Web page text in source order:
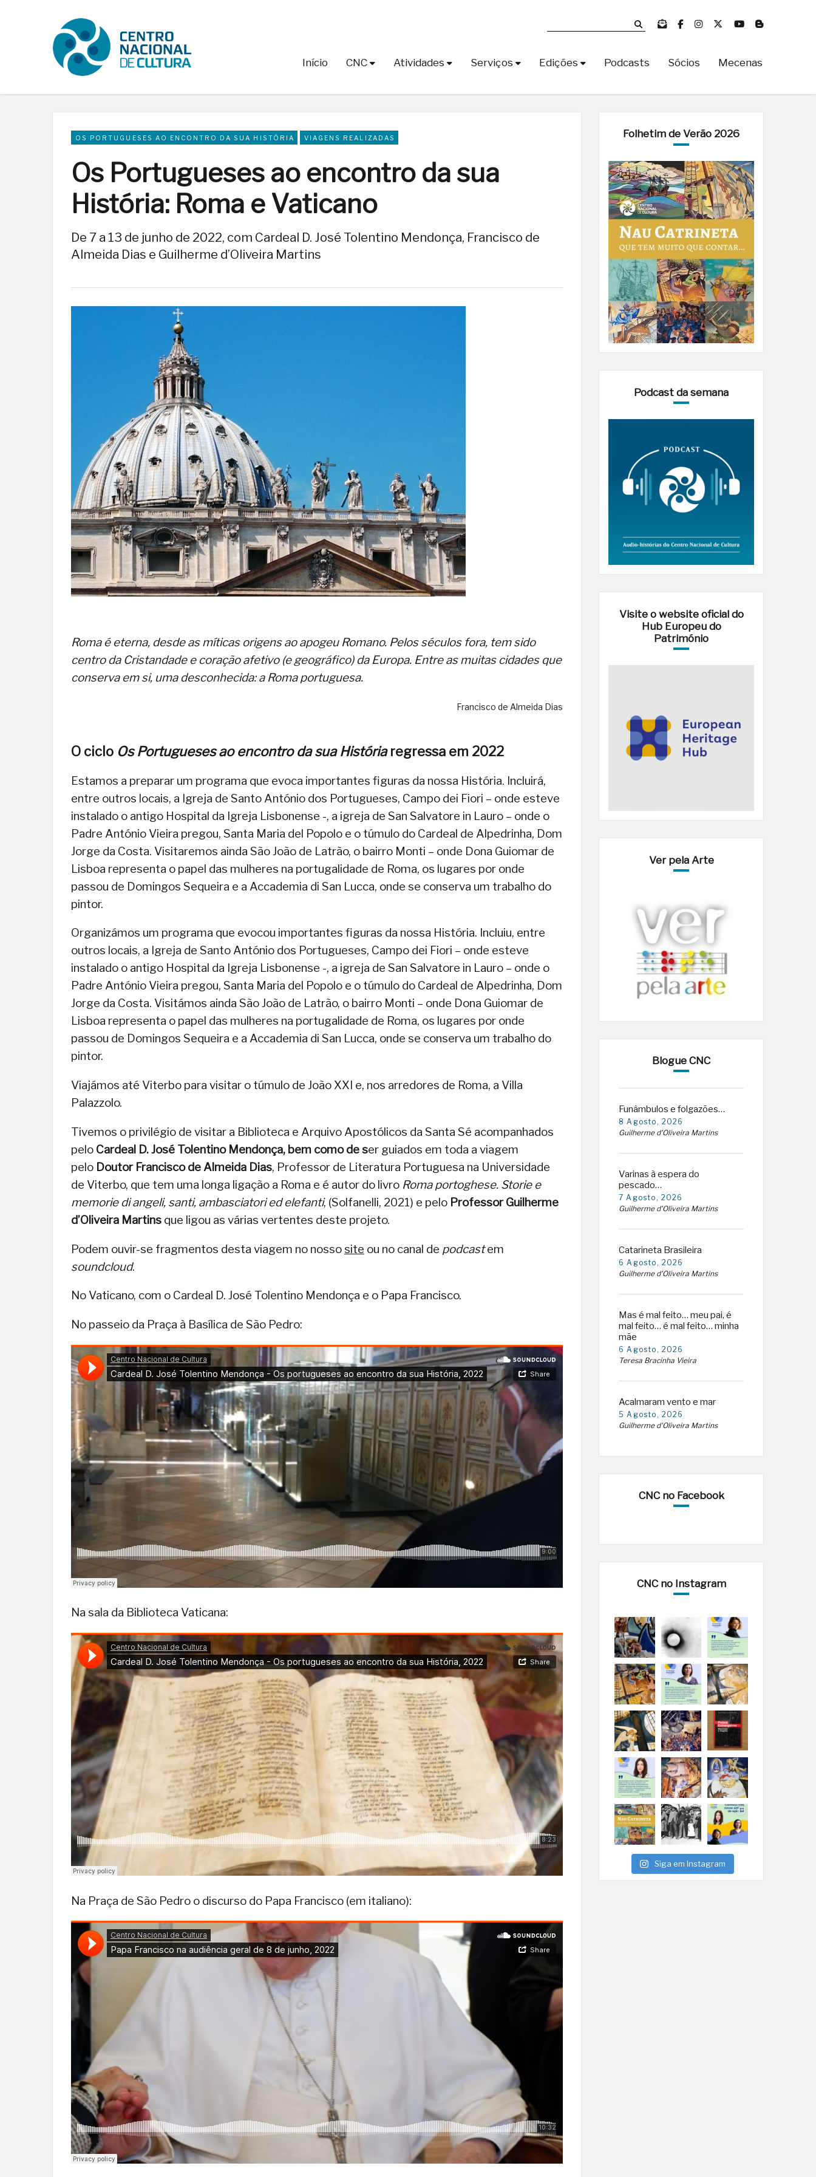
Início CNC Atividades Serviços Edições Podcasts Sócios Mecenas
OS PORTUGUESES AO ENCONTRO DA SUA HISTÓRIA VIAGENS REALIZADAS
Os Portugueses ao encontro da sua
História: Roma e Vaticano
De 7 a 13 de junho de 2022, com Cardeal D. José Tolentino Mendonça, Francisco de
Almeida Dias e Guilherme d’Oliveira Martins
Roma é eterna, desde as míticas origens ao apogeu Romano. Pelos séculos fora, tem sido
centro da Cristandade e coração afetivo (e geográfico) da Europa. Entre as muitas cidades que
conserva em si, uma desconhecida: a Roma portuguesa.
Francisco de Almeida Dias
O ciclo Os Portugueses ao encontro da sua Históriaregressa em 2022
Estamos a preparar um programa que evoca importantes figuras da nossa História. Incluirá,
entre outros locais, a Igreja de Santo António dos Portugueses, Campo dei Fiori – onde esteve
instalado o antigo Hospital da Igreja Lisbonense -, a igreja de San Salvatore in Lauro – onde o
Padre António Vieira pregou, Santa Maria del Popolo e o túmulo do Cardeal de Alpedrinha, Dom
Jorge da Costa. Visitaremos ainda São João de Latrão, o bairro Monti – onde Dona Guiomar de
Lisboa representa o papel das mulheres na portugalidade de Roma, os lugares por onde
passou de Domingos Sequeira e a Accademia di San Lucca, onde se conserva um trabalho do
pintor.
Organizámos um programa que evocou importantes figuras da nossa História. Incluiu, entre
outros locais, a Igreja de Santo António dos Portugueses, Campo dei Fiori – onde esteve
instalado o antigo Hospital da Igreja Lisbonense -, a igreja de San Salvatore in Lauro – onde o
Padre António Vieira pregou, Santa Maria del Popolo e o túmulo do Cardeal de Alpedrinha, Dom
Jorge da Costa. Visitámos ainda São João de Latrão, o bairro Monti – onde Dona Guiomar de
Lisboa representa o papel das mulheres na portugalidade de Roma, os lugares por onde
passou de Domingos Sequeira e a Accademia di San Lucca, onde se conserva um trabalho do
pintor.
Viajámos até Viterbo para visitar o túmulo de João XXI e, nos arredores de Roma, a Villa
Palazzolo.
Tivemos o privilégio de visitar a Biblioteca e Arquivo Apostólicos da Santa Sé acompanhados
pelo Cardeal D. José Tolentino Mendonça, bem como de ser guiados em toda a viagem
pelo Doutor Francisco de Almeida Dias, Professor de Literatura Portuguesa na Universidade
de Viterbo, que tem uma longa ligação a Roma e é autor do livro Roma portoghese. Storie e
memorie di angeli, santi, ambasciatori ed elefanti, (Solfanelli, 2021) e pelo Professor Guilherme
d’Oliveira Martins que ligou as várias vertentes deste projeto.
Podem ouvir-se fragmentos desta viagem no nossosite ou no canal de podcastem
soundcloud.
No Vaticano, com o Cardeal D. José Tolentino Mendonça e o Papa Francisco.
No passeio da Praça à Basílica de São Pedro:
Na sala da Biblioteca Vaticana:
Na Praça de São Pedro o discurso do Papa Francisco (em italiano):
Folhetim de Verão 2026
Podcast da semana
Visite o website oficial do
Hub Europeu do
Património
Ver pela Arte
Blogue CNC
Funâmbulos e folgazões…
8 Agosto, 2026
Guilherme d'Oliveira Martins
Varinas à espera do
pescado…
7 Agosto, 2026
Guilherme d'Oliveira Martins
Catarineta Brasileira
6 Agosto, 2026
Guilherme d'Oliveira Martins
Mas é mal feito… meu pai, é
mal feito… é mal feito… minha
mãe
6 Agosto, 2026
Teresa Bracinha Vieira
Acalmaram vento e mar
5 Agosto, 2026
Guilherme d'Oliveira Martins
CNC no Facebook
CNC no Instagram
Siga em Instagram